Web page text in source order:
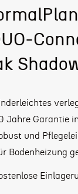
Jahre Garantie
und
Bodenheizung